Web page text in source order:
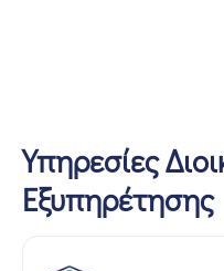
Υπηρεσίες
Εξυπηρέτησης